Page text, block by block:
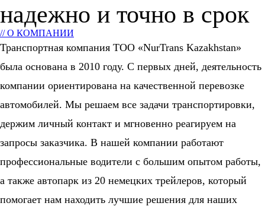
надежно и точно в срок
// О КОМПАНИИ
Транспортная компания ТОО «NurTrans Kazakhstan»
была основана в 2010 году. С первых дней, деятельность
компании ориентирована на качественной перевозке
автомобилей. Мы решаем все задачи транспортировки,
держим личный контакт и мгновенно реагируем на
запросы заказчика. В нашей компании работают
профессиональные водители с большим опытом работы,
а также автопарк из 20 немецких трейлеров, который
помогает нам находить лучшие решения для наших